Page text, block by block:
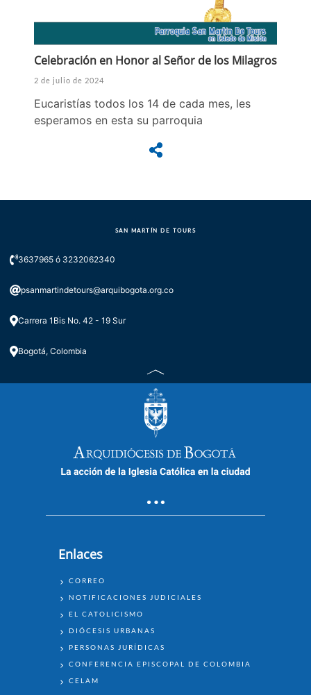
Celebración en Honor al Señor de los Milagros
2 de julio de 2024
Eucaristías todos los 14 de cada mes, les
esperamos en esta su parroquia
SAN MARTÍN DE TOURS
3637965 ó 3232062340
psanmartindetours@arquibogota.org.co
Carrera 1Bis No. 42 - 19 Sur
Bogotá, Colombia
Enlaces
ENLACES
CORREO
NOTIFICACIONES JUDICIALES
EL CATOLICISMO
DIÓCESIS URBANAS
PERSONAS JURÍDICAS
CONFERENCIA EPISCOPAL DE COLOMBIA
CELAM